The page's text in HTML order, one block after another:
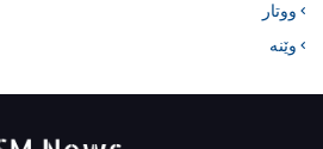
ووتار
وێنە